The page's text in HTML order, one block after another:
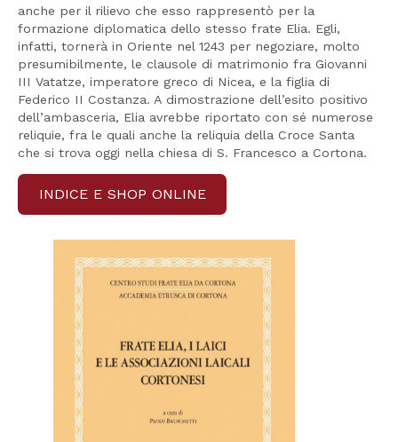
anche per il rilievo che esso rappresentò per la
formazione diplomatica dello stesso frate Elia. Egli,
infatti, tornerà in Oriente nel 1243 per negoziare, molto
presumibilmente, le clausole di matrimonio fra Giovanni
III Vatatze, imperatore greco di Nicea, e la figlia di
Federico II Costanza. A dimostrazione dell’esito positivo
dell’ambasceria, Elia avrebbe riportato con sé numerose
reliquie, fra le quali anche la reliquia della Croce Santa
che si trova oggi nella chiesa di S. Francesco a Cortona.
INDICE E SHOP ONLINE